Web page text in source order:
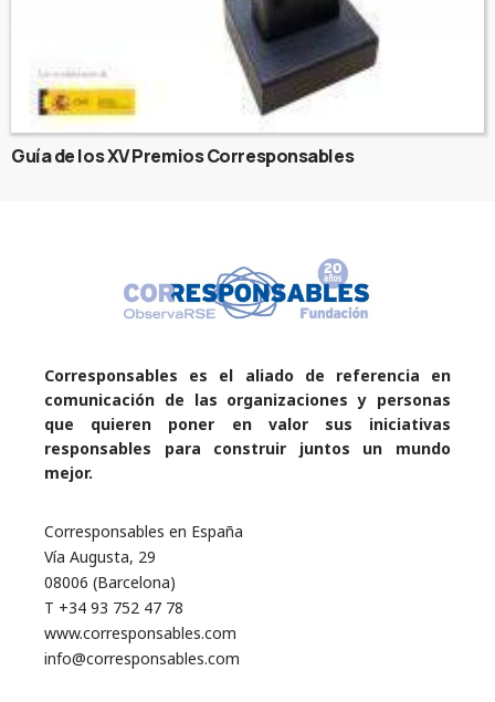
Guía de los XV Premios Corresponsables
Corresponsables es el aliado de referencia en
comunicación de las organizaciones y personas
que quieren poner en valor sus iniciativas
responsables para construir juntos un mundo
mejor.
Corresponsables en España
Vía Augusta, 29
08006 (Barcelona)
T +34 93 752 47 78
www.corresponsables.com
info@corresponsables.com